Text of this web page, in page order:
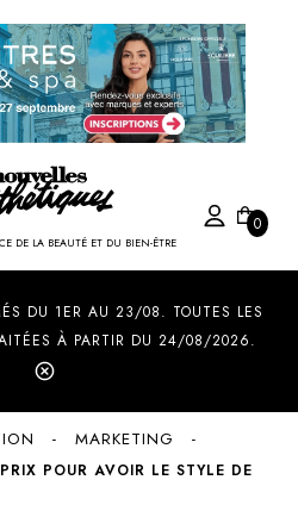
DE LA BEAUTÉ ET DU BIEN-ÊTRE
0
DU 1ER AU 23/08. TOUTES LES
À PARTIR DU 24/08/2026.
MARKETING
POUR AVOIR LE STYLE DE